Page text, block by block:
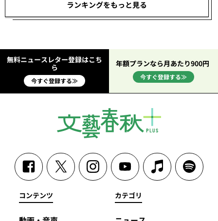
ランキングをもっと見る
無料ニュースレター登録はこち
ら
今すぐ登録する≫
年額プランなら月あたり900円
今すぐ登録する≫
コンテンツ カテゴリ